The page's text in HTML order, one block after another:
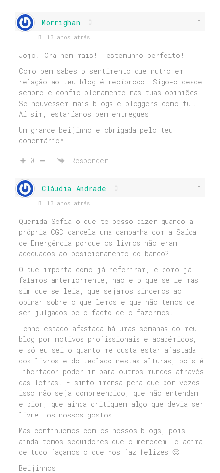
Morrighan
13 anos atrás
Jojo! Ora nem mais! Testemunho perfeito!
Como bem sabes o sentimento que nutro em
relação ao teu blog é recíproco. Sigo-o desde
sempre e confio plenamente nas tuas opiniões.
Se houvessem mais blogs e bloggers como tu…
Aí sim, estaríamos bem entregues.
Um grande beijinho e obrigada pelo teu
comentário*
0 Responder
Cláudia Andrade
13 anos atrás
Querida Sofia o que te posso dizer quando a
própria CGD cancela uma campanha com a Saída
de Emergência porque os livros não eram
adequados ao posicionamento do banco?!
O que importa como já referiram, e como já
falamos anteriormente, não é o que se lê mas
sim que se leia, que sejamos sinceros ao
opinar sobre o que lemos e que não temos de
ser julgados pelo facto de o fazermos.
Tenho estado afastada há umas semanas do meu
blog por motivos profissionais e académicos,
e só eu sei o quanto me custa estar afastada
dos livros e do teclado nestas alturas, pois é
libertador poder ir para outros mundos através
das letras. E sinto imensa pena que por vezes
isso não seja compreendido, que não entendam
e pior, que ainda critiquem algo que devia ser
livre: os nossos gostos!
Mas continuemos com os nossos blogs, pois
ainda temos seguidores que o merecem, e acima
de tudo façamos o que nos faz felizes 🙂
Beijinhos